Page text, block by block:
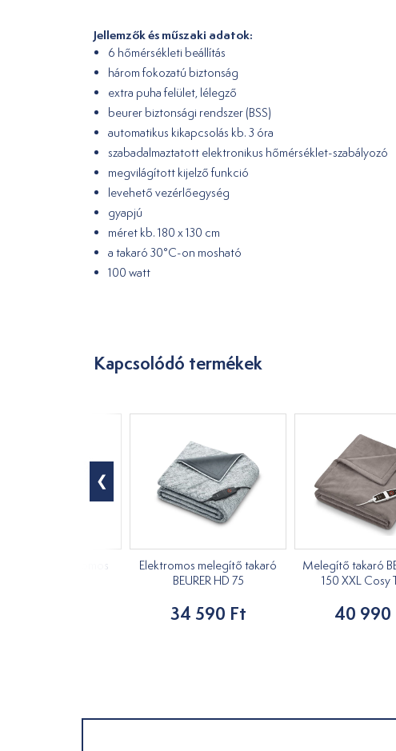
Jellemzők és műszaki adatok:
6 hőmérsékleti beállítás
három fokozatú biztonság
extra puha felület, lélegző
beurer biztonsági rendszer (BSS)
automatikus kikapcsolás kb. 3 óra
szabadalmaztatott elektronikus hőmérséklet-szabályozó
megvilágított kijelző funkció
levehető vezérlőegység
gyapjú
méret kb. 180 x 130 cm
a takaró 30°C-on mosható
100 watt
Kapcsolódó termékek
UB 60 elektromos
Elektromos melegítő takaró
BEURER HD 75
34 590 Ft
Melegítő takaró
150 XXL Cosy
40 990